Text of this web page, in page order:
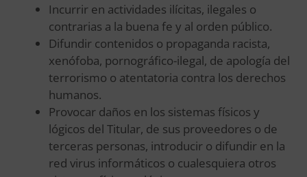
Incurrir en actividades ilícitas, ilegales o
contrarias a la buena fe y al orden público.
Difundir contenidos o propaganda racista,
xenófoba, pornográfico-ilegal, de apología del
terrorismo o atentatoria contra los derechos
humanos.
Provocar daños en los sistemas físicos y
lógicos del Titular, de sus proveedores o de
terceras personas, introducir o difundir en la
red virus informáticos o cualesquiera otros